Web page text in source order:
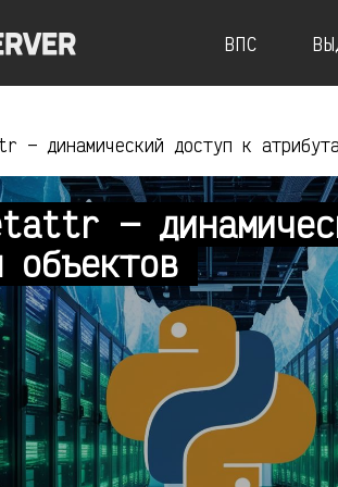
ВПС
— динамический доступ к
—
объектов